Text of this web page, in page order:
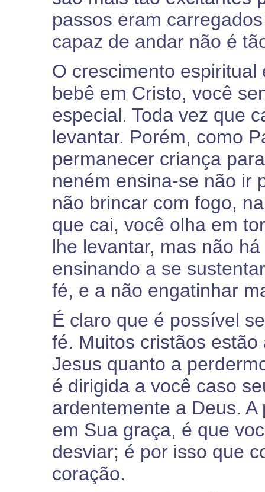
passos eram
capaz de andar não é
O crescimento
bebê em Cristo, você
especial. Toda vez que
levantar. Porém, como
permanecer criança
neném ensina-se não ir
não brincar com fogo,
que cai, você olha em
lhe levantar, mas não
ensinando a se
fé, e a não engatinhar
É claro que é possível
fé. Muitos cristãos
Jesus quanto a
é dirigida a você caso
ardentemente a Deus.
em Sua graça, é que
desviar; é por isso que
coração.